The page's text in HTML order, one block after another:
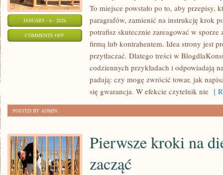
JANUARY - 6 - 2026
COMMENTS OFFON
To miejsce powstało po to, aby przepisy,
paragrafów, zamienić na instrukcję krok
potrafisz skutecznie zareagować w sporze
firmą lub kontrahentem. Idea strony jest
przytłaczać. Dlatego treści w
codziennych przykładach i odpowiadają
padają: czy mogę zwrócić towar, jak
się gwarancja. W efekcie czytelnik nie [
POSTED BY ADMIN
Pierwsze kroki na
zacząć